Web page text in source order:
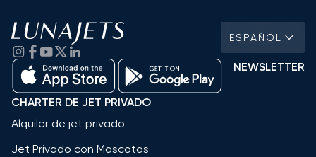
ESPAÑOL
NEWSLETTER
CHARTER DE JET PRIVADO
Alquiler de jet privado
Jet Privado con Mascotas